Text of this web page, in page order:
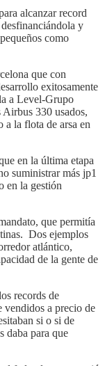
alcanzar record
y
como
que con
exitosamente
a Level-Grupo
330 usados,
a la flota de arsa en
en la última etapa
suministrar más jp1
en la gestión
que permitía
Dos ejemplos
atlántico,
de la gente de
records de
vendidos a precio de
si o si de
daba para que